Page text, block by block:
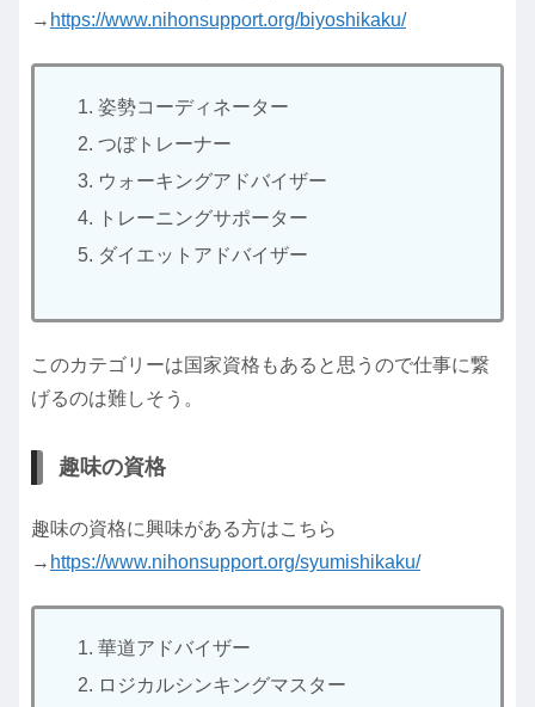
→ https://www.nihonsupport.org/biyoshikaku/
姿勢コーディネーター
つぼトレーナー
ウォーキングアドバイザー
トレーニングサポーター
ダイエットアドバイザー
このカテゴリーは国家資格もあると思うので仕事に繋
げるのは難しそう。
趣味の資格
趣味の資格に興味がある方はこちら
→ https://www.nihonsupport.org/syumishikaku/
華道アドバイザー
ロジカルシンキングマスター